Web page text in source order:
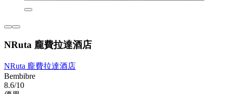
NRuta 龐費拉達酒店
NRuta 龐費拉達酒店
Bembibre
8.6/10